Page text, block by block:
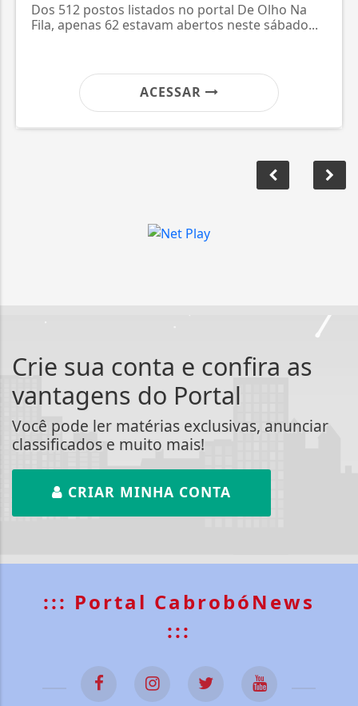
Dos 512 postos listados no portal De Olho Na
Fila, apenas 62 estavam abertos neste sábado...
ACESSAR
Crie sua conta e confira as
vantagens do Portal
Você pode ler matérias exclusivas, anunciar
classificados e muito mais!
CRIAR MINHA CONTA
::: Portal CabrobóNews
:::